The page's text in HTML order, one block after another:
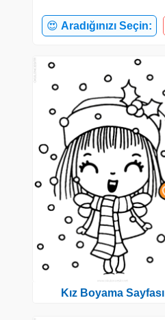
😍 Aradığınızı Seçin:
Kız Boyama Sayfası